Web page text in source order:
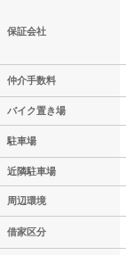
保証会社
仲介手数料
バイク置き場
駐車場
近隣駐車場
周辺環境
借家区分